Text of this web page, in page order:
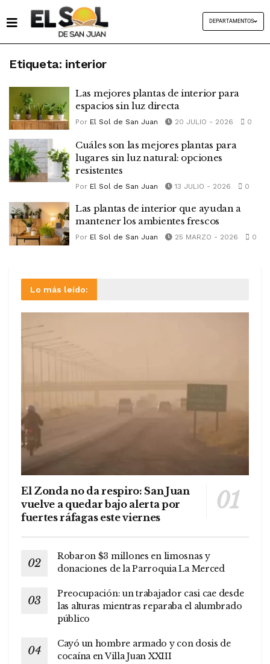
DEPARTAMENTOS
Etiqueta: interior
Las mejores plantas de interior para
espacios sin luz directa
Por El Sol de San Juan 20 JULIO - 2026 0
Cuáles son las mejores plantas para
lugares sin luz natural: opciones
resistentes
Por El Sol de San Juan 13 JULIO - 2026 0
Las plantas de interior que ayudan a
mantener los ambientes frescos
Por El Sol de San Juan 25 MARZO - 2026 0
Lo más leído:
El Zonda no da respiro: San Juan
vuelve a quedar bajo alerta por
fuertes ráfagas este viernes
Robaron $3 millones en limosnas y
donaciones de la Parroquia La Merced
Preocupación: un trabajador casi cae desde
las alturas mientras reparaba el alumbrado
público
Cayó un hombre armado y con dosis de
cocaína en Villa Juan XXIII